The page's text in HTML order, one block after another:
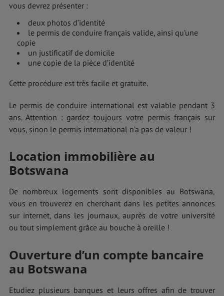
vous devrez présenter :
deux photos d’identité
le permis de conduire français valide, ainsi qu’une
copie
un justificatif de domicile
une copie de la pièce d’identité
Cette procédure est très facile et gratuite.
Le permis de conduire international est valable pendant 3
ans. Attention : gardez toujours votre permis français sur
vous, sinon le permis international n’a pas de valeur !
Location immobilière au
Botswana
De nombreux logements sont disponibles au Botswana,
vous en trouverez en cherchant dans les petites annonces
sur internet, dans les journaux, auprès de votre université
ou tout simplement grâce au bouche à oreille !
Ouverture d’un compte bancaire
au Botswana
Etudiez plusieurs banques et leurs offres afin de trouver